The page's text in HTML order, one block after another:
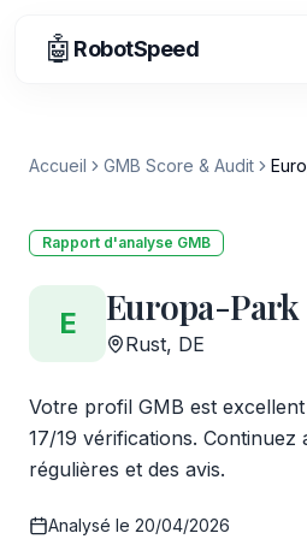
🤖 RobotSpeed
Accueil GMB Score & Audit
Rapport d'analyse GMB
E Europa-Park
Rust, DE
Votre profil GMB est
17/19 vérifications. Continuez
régulières et des avis.
Analysé le 20/04/2026